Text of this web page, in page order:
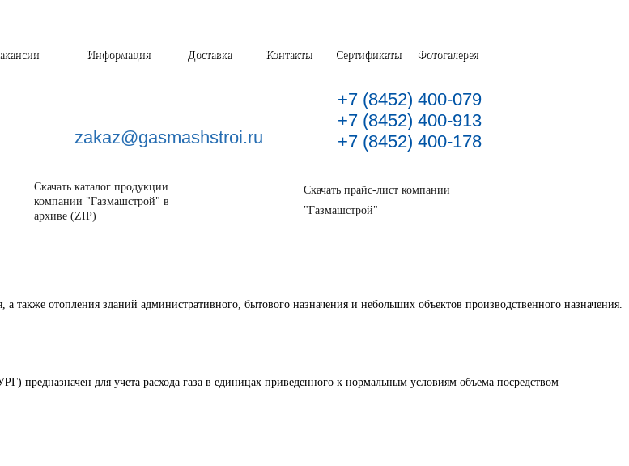
Фотогалерея
Сертификаты
Контакты
Доставка
Информация
zakaz@gasmashstroi.ru
+7 (8452) 400-079
+7 (8452) 400-913
+7 (8452) 400-178
Скачать каталог продукции
компании "Газмашстрой" в
архиве (ZIP)
Скачать прайс-лист компании
"Газмашстрой"
отопления зданий административного, бытового назначения и небольших объектов производственного назначения.
для учета расхода газа в единицах приведенного к нормальным условиям объема посредством